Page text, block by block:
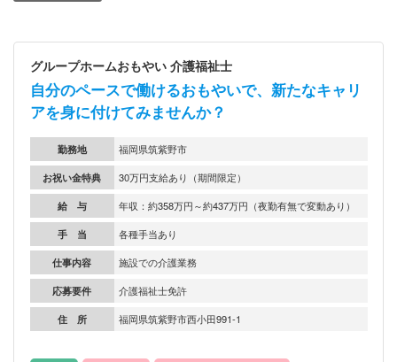
グループホームおもやい 介護福祉士
自分のペースで働けるおもやいで、新たなキャリ
アを身に付けてみませんか？
勤務地
福岡県筑紫野市
お祝い金特典
30万円支給あり（期間限定）
給 与
年収：約358万円～約437万円（夜勤有無で変動あり）
手 当
各種手当あり
仕事内容
施設での介護業務
応募要件
介護福祉士免許
住 所
福岡県筑紫野市西小田991-1